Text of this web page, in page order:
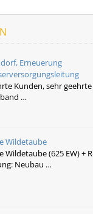
Erneuerung
Kunden, sehr
…
Wildetaube
Wildetaube (625 EW) +
Neubau …